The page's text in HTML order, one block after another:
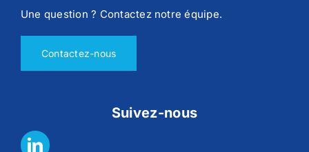
Une question ? Contactez notre équipe.
Contactez-nous
Suivez-nous